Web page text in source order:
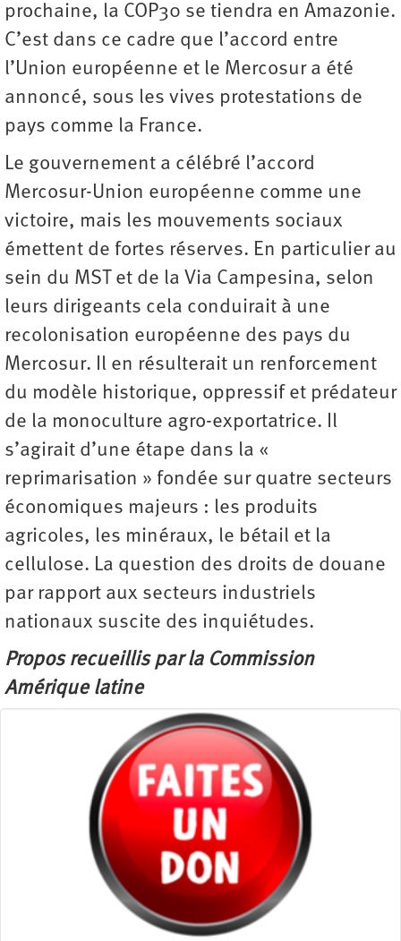
prochaine, la COP30 se tiendra en Amazonie.
C’est dans ce cadre que l’accord entre
l’Union européenne et le Mercosur a été
annoncé, sous les vives protestations de
pays comme la France.
Le gouvernement a célébré l’accord
Mercosur-Union européenne comme une
victoire, mais les mouvements sociaux
émettent de fortes réserves. En particulier au
sein du MST et de la Via Campesina, selon
leurs dirigeants cela conduirait à une
recolonisation européenne des pays du
Mercosur. Il en résulterait un renforcement
du modèle historique, oppressif et prédateur
de la monoculture agro-exportatrice. Il
s’agirait d’une étape dans la «
reprimarisation » fondée sur quatre secteurs
économiques majeurs : les produits
agricoles, les minéraux, le bétail et la
cellulose. La question des droits de douane
par rapport aux secteurs industriels
nationaux suscite des inquiétudes.
Propos recueillis par la Commission
Amérique latine